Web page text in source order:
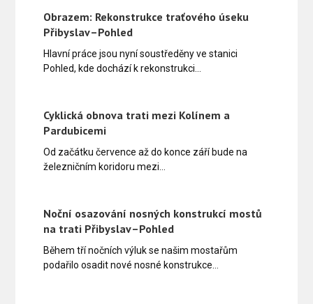
Obrazem: Rekonstrukce traťového úseku
Přibyslav–Pohled
Hlavní práce jsou nyní soustředěny ve stanici
Pohled, kde dochází k rekonstrukci…
Cyklická obnova trati mezi Kolínem a
Pardubicemi
Od začátku července až do konce září bude na
železničním koridoru mezi…
Noční osazování nosných konstrukcí mostů
na trati Přibyslav–Pohled
Během tří nočních výluk se našim mostařům
podařilo osadit nové nosné konstrukce…